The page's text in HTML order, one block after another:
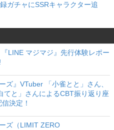
ガチャにSSRキャラクター追
LINE マジマジ』先行体験レポー
ズ』VTuber 「小雀とと」さん、
てと」さんによるCBT振り返り座
決定！
ズ（LIMIT ZERO